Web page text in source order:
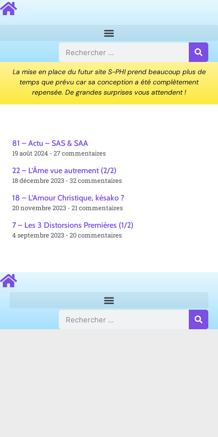
La mise en place du futur site S-PHI prend beaucoup plus de
temps que prévu car sa conception a été complètement
repensée. De grandes surprises vous attendent !
81 – Actu – SAS & SAA
19 août 2024 27 commentaires
22 – L’Âme vue autrement (2/2)
18 décembre 2023 32 commentaires
18 – L’Amour Christique, késako ?
20 novembre 2023 21 commentaires
7 – Les 3 Distorsions Premières (1/2)
4 septembre 2023 20 commentaires